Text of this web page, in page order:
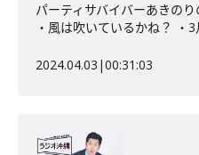
パーティサバイバーあきの
・風は吹いているかね？ ・
2024.04.03 |00:31:03